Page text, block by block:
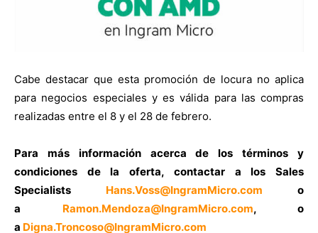
Cabe destacar que esta promoción de locura no aplica
para negocios especiales y es válida para las compras
realizadas entre el 8 y el 28 de febrero.
Para más información acerca de los términos y
condiciones de la oferta, contactar a los Sales
Specialists Hans.Voss@IngramMicro.com o
a Ramon.Mendoza@IngramMicro.com, o
a Digna.Troncoso@IngramMicro.com